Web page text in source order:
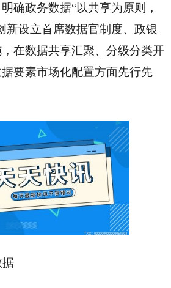
确政务数据“以共享为原则，
新设立首席数据官制度、政银
在数据共享汇聚、分级分类开
要素市场化配置方面先行先
据